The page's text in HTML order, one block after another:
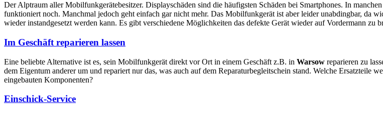
Der Alptraum aller Mobilfunkgerätebesitzer. Displayschäden sind die häufigsten Schäden bei Smartphones. In
funktioniert noch. Manchmal jedoch geht einfach gar nicht mehr. Das Mobilfunkgerät ist aber leider unabdingbar, da
wieder instandgesetzt werden kann. Es gibt verschiedene Möglichkeiten das defekte Gerät wieder auf Vordermann zu
Im Geschäft reparieren lassen
Eine beliebte Alternative ist es, sein Mobilfunkgerät direkt vor Ort in einem Geschäft z.B. in Warsow reparieren zu
dem Eigentum anderer um und repariert nur das, was auch auf dem Reparaturbegleitschein stand. Welche Ersatzteile
eingebauten Komponenten?
Einschick-Service